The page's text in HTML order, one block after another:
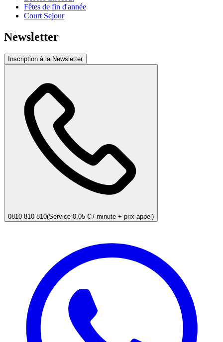
Fêtes de fin d'année
Court Sejour
Newsletter
Inscription à la Newsletter
0810 810 810(Service 0,05 € / minute + prix appel)